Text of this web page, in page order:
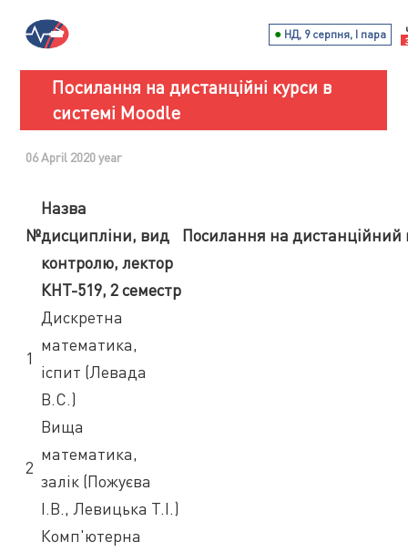
● НД, 9 серпня, I пара
Посилання на дистанційні курси в
системі Moodle
06 April 2020 year
№
Назва
дисципліни, вид
контролю, лектор
Посилання на дистанційний
КНТ-519, 2 семестр
1
Дискретна
математика,
іспит (Левада
В.С.)
2
Вища
математика,
залік (Пожуєва
І.В., Левицька Т.І.)
Комп'ютерна